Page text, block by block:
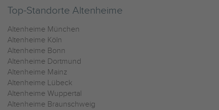
Top-Standorte Altenheime
Altenheime München
Altenheime Köln
Altenheime Bonn
Altenheime Dortmund
Altenheime Mainz
Altenheime Lübeck
Altenheime Wuppertal
Altenheime Braunschweig